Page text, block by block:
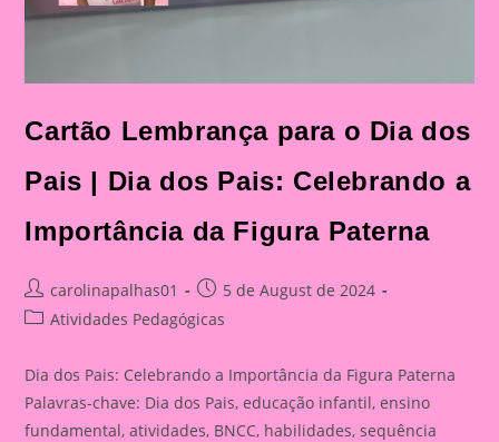
Cartão Lembrança para o Dia dos
Pais | Dia dos Pais: Celebrando a
Importância da Figura Paterna
Post
author:
carolinapalhas01
Post
published:
5 de August de 2024
PostAtividades Pedagógicas
Dia dos Pais: Celebrando a Importância da Figura Paterna
Palavras-chave: Dia dos Pais, educação infantil, ensino
fundamental, atividades, BNCC, habilidades, sequência